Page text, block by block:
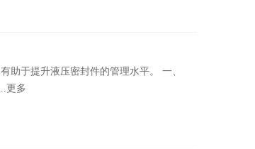
于提升液压密封件的管理水平。 一、
更多